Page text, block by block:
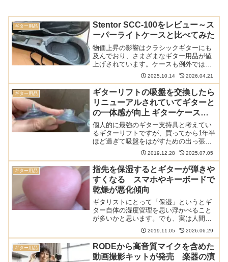
ギター用品
Stentor SCC-100をレビュー～ス
ーパーライトケースと比べてみた
物価上昇の影響はクラシックギターにも
及んでおり、さまざまなギター用品が値
上げされています。ケースも例外では無
いですが、一方で安価なケースの需要が
生まれており、ちらほらと安いケースが
発売されています。Stentor SCC-100はそ
んな安価...
2025.10.14 2026.04.21
ギター用品
ギターリフトの吸盤を交換したら
リニューアルされていてギターと
の一体感が向上 ギターケースへ
のおさまりもよくなった
個人的に最強のギター支持具と考えてい
るギターリフトですが、買ってから1年半
ほど過ぎて吸盤をはがすための出っ張り
(タブ)がちぎれそうになってきました。ち
ぎれても嫌なので吸盤パーツを買ったと
ころリニューアルされてました。クラシ
ックギターの足台や...
2019.12.28 2025.07.05
ギター用品
指先を保湿するとギターが弾きや
すくなる スマホやキーボードで
乾燥が悪化傾向
ギタリストにとって「保湿」というとギ
ター自体の湿度管理を思い浮かべること
が多いかと思います。でも、実は人間の
指先の保湿も重要です。右手の指だけで
なく、左手の指もです。 ギタリストの爪
に関する記事は以下のまとめを参照くだ
さい: 乾燥するとガサ...
2019.11.05 2026.06.29
ギター用品
RODEから高音質マイクを含めた
動画撮影キットが発売 楽器の演